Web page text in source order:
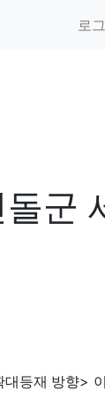
로
군
대등재 방향>